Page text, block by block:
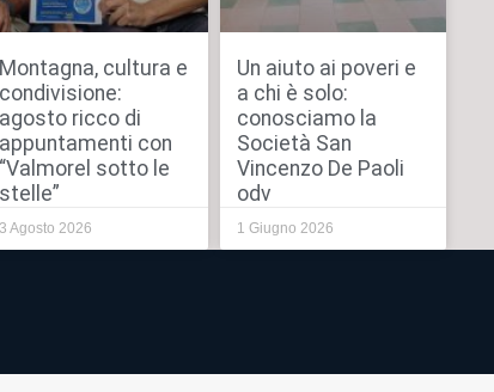
Montagna, cultura e
condivisione:
agosto ricco di
appuntamenti con
“Valmorel sotto le
stelle”
3 Agosto 2026
Un aiuto ai poveri e
a chi è solo:
conosciamo la
Società San
Vincenzo De Paoli
odv
1 Giugno 2026